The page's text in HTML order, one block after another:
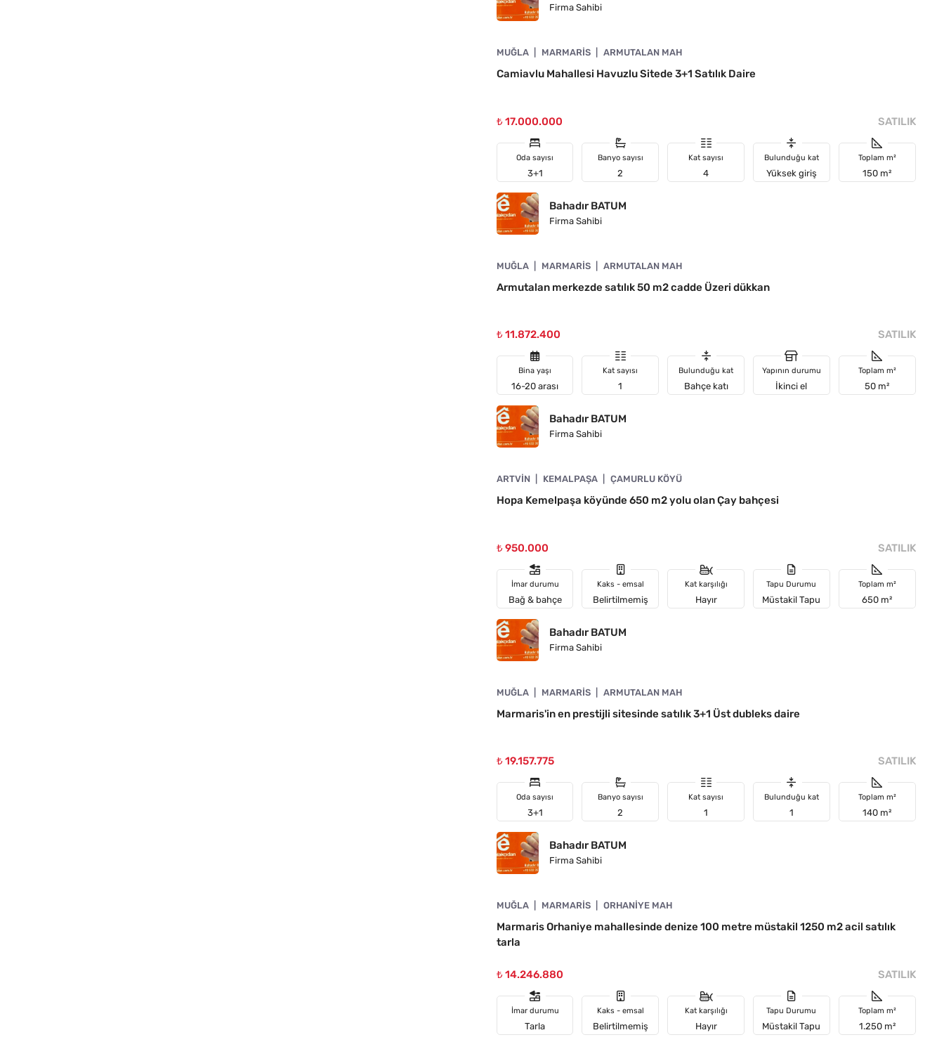
Firma Sahibi
MUĞLA MARMARIS ARMUTALAN MAH
Camiavlu Mahallesi Havuzlu Sitede 3+1 Satılık Daire
₺ 17.000.000 SATILIK
Oda sayısı
3+1
Banyo sayısı
2
Kat sayısı
4
Bulunduğu kat
Yüksek giriş
Toplam m²
150 m²
Bahadır BATUM
Firma Sahibi
MUĞLA MARMARIS ARMUTALAN MAH
Armutalan merkezde satılık 50 m2 cadde Üzeri dükkan
₺ 11.872.400 SATILIK
Bina yaşı
16-20 arası
Kat sayısı
1
Bulunduğu kat
Bahçe katı
Yapının durumu
İkinci el
Toplam m²
50 m²
Bahadır BATUM
Firma Sahibi
ARTVIN KEMALPAŞA ÇAMURLU KÖYÜ
Hopa Kemelpaşa köyünde 650 m2 yolu olan Çay bahçesi
₺ 950.000 SATILIK
İmar durumu
Bağ & bahçe
Kaks - emsal
Belirtilmemiş
Kat karşılığı
Hayır
Tapu Durumu
Müstakil Tapu
Toplam m²
650 m²
Bahadır BATUM
Firma Sahibi
MUĞLA MARMARIS ARMUTALAN MAH
Marmaris'in en prestijli sitesinde satılık 3+1 Üst dubleks daire
₺ 19.157.775 SATILIK
Oda sayısı
3+1
Banyo sayısı
2
Kat sayısı
1
Bulunduğu kat
1
Toplam m²
140 m²
Bahadır BATUM
Firma Sahibi
MUĞLA MARMARIS ORHANIYE MAH
Marmaris Orhaniye mahallesinde denize 100 metre müstakil 1250 m2 acil satılık
tarla
₺ 14.246.880 SATILIK
İmar durumu
Tarla
Kaks - emsal
Belirtilmemiş
Kat karşılığı
Hayır
Tapu Durumu
Müstakil Tapu
Toplam m²
1.250 m²